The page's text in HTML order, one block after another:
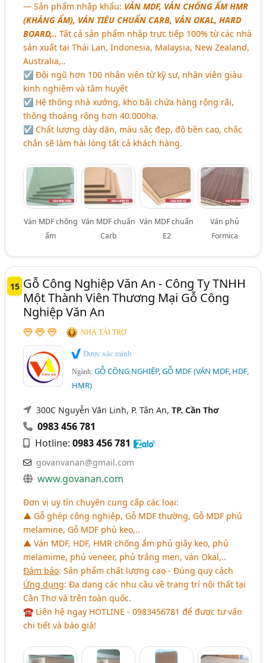
― Sản phẩm nhập khẩu: VÁN MDF, VÁN CHỐNG ẨM HMR
(KHÁNG ẨM), VÁN TIÊU CHUẨN CARB, VÁN OKAL, HARD
BOARD,.. Tất cả sản phẩm nhập trực tiếp 100% từ các nhà
sản xuất tại Thái Lan, Indonesia, Malaysia, New Zealand,
Australia,..
☑ Đội ngũ hơn 100 nhân viên từ kỹ sư, nhân viên giàu
kinh nghiệm và tâm huyết
☑ Hệ thống nhà xưởng, kho bãi chứa hàng rộng rãi,
thông thoáng rộng hơn 40.000ha.
☑ Chất lượng dày dặn, màu sắc đẹp, độ bền cao, chắc
chắn sẽ làm hài lòng tất cả khách hàng.
Ván MDF chống
ẩm
Ván MDF chuẩn
Carb
Ván MDF chuẩn
E2
Ván phủ
Formica
15 Gỗ Công Nghiệp Văn An - Công Ty TNHH
Một Thành Viên Thương Mại Gỗ Công
Nghiệp Văn An
NHÀ TÀI TRỢ
Được xác minh
Ngành:GỖ CÔNG NGHIỆP, GỖ MDF (VÁN MDF, HDF,
HMR)
300C Nguyễn Văn Linh, P. Tân An,TP. Cần Thơ
0983 456 781
Hotline:0983 456 781
govanvanan@gmail.com
www.govanan.com
Đơn vị uy tín chuyên cung cấp các loại:
▲ Gỗ ghép công nghiệp, Gỗ MDF thường, Gỗ MDF phủ
melamine, Gỗ MDF phủ keo,..
▲ Ván MDF, HDF, HMR chống ẩm phủ giấy keo, phủ
melamime, phủ veneer, phủ trắng men, ván Okal,..
Đảm bảo: Sản phẩm chất lượng cao - Đúng quy cách
Ứng dụng: Đa dạng các nhu cầu về trang trí nội thất tại
Cần Thơ và trên toàn quốc.
☎ Liên hệ ngay HOTLINE - 0983456781 để được tư vấn
chi tiết và báo giá!